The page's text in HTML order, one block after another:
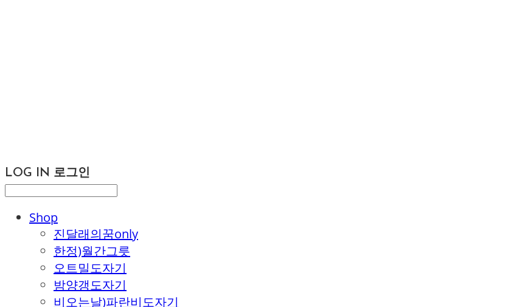
LOG IN 로그인
Shop
진달래의꿈only
한정)월간그릇
오트밀도자기
밤양갱도자기
비오는날)파란비도자기